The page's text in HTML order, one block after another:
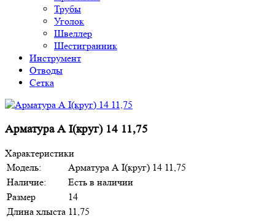
Трубы
Уголок
Швеллер
Шестигранник
Инструмент
Отводы
Сетка
Арматура А I(круг) 14 11,75
Характеристики
Модель:
Арматура А I(круг) 14 11,75
Наличие:
Есть в наличии
Размер
14
Длина хлыста 11,75